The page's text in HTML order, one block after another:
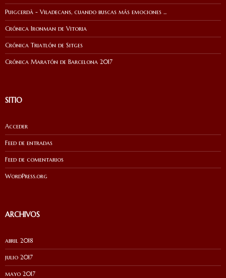
Puigcerdà - Viladecans, cuando buscas más emociones ...
Crónica Ironman de Vitoria
Crónica Triatlón de Sitges
Crónica Maratón de Barcelona 2017
SITIO
Acceder
Feed de entradas
Feed de comentarios
WordPress.org
ARCHIVOS
abril 2018
julio 2017
mayo 2017